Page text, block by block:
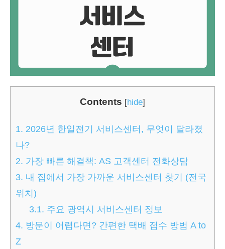
Contents [hide]
1. 2026년 한일전기 서비스센터, 무엇이 달라졌
나?
2. 가장 빠른 해결책: AS 고객센터 전화상담
3. 내 집에서 가장 가까운 서비스센터 찾기 (전국
위치)
3.1. 주요 광역시 서비스센터 정보
4. 방문이 어렵다면? 간편한 택배 접수 방법 A to
Z